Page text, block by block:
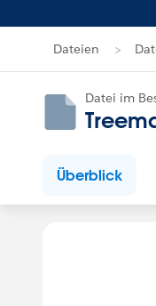
Dateien
Datei im
Überblick